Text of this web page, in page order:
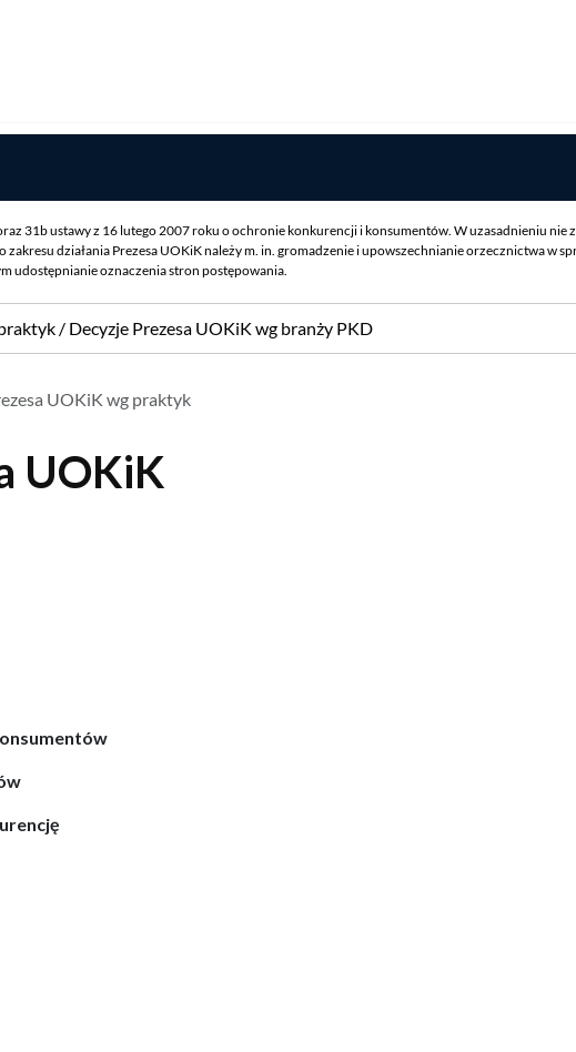
31b ustawy z 16 lutego 2007 roku o ochronie konkurencji i konsumentów. W uzasadnieniu
działania Prezesa UOKiK należy m. in. gromadzenie i upowszechnianie orzecznictwa
udostępnianie oznaczenia stron postępowania.
/ Decyzje Prezesa UOKiK wg branży PKD
UOKiK wg praktyk
UOKiK